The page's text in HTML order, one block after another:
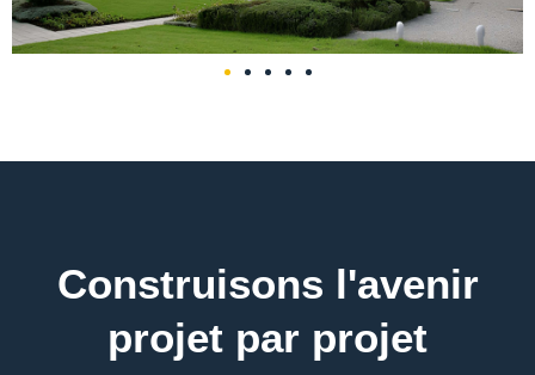
Construisons l'avenir
projet par projet